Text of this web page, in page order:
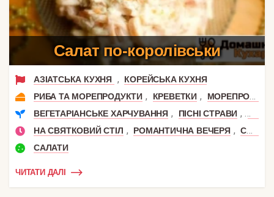
Салат по-королівськи
АЗІАТСЬКА КУХНЯ ,
КОРЕЙСЬКА КУХНЯ
РИБА ТА МОРЕПРОДУКТИ , КРЕВЕТКИ ,
МОРЕПРОДУКТИ
ВЕГЕТАРІАНСЬКЕ ХАРЧУВАННЯ , ПІСНІ СТРАВИ ,
НА СВЯТКОВИЙ СТІЛ , РОМАНТИЧНА ВЕЧЕРЯ , СВЯТКОВИЙ ОБІД
САЛАТИ
ЧИТАТИ ДАЛІ